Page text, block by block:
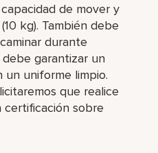
de mover y
kg). También debe
durante
garantizar un
uniforme limpio.
que realice
sobre